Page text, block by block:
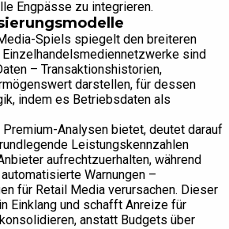
Engpässe zu integrieren.
Spiels spiegelt den breiteren
sind
– Transaktionshistorien,
darstellen, für dessen
indem es Betriebsdaten als
Analysen bietet, deutet darauf
Leistungskennzahlen
aufrechtzuerhalten, während
Warnungen –
für Retail Media verursachen. Dieser
Einklang und schafft Anreize für
anstatt Budgets über